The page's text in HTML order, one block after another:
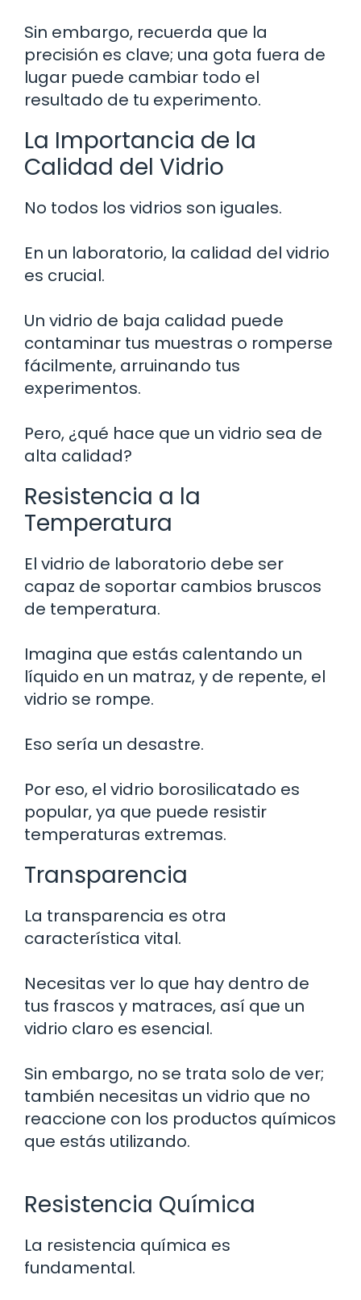
Sin embargo, recuerda que la
precisión es clave; una gota fuera de
lugar puede cambiar todo el
resultado de tu experimento.
La Importancia de la
Calidad del Vidrio
No todos los vidrios son iguales.
En un laboratorio, la calidad del vidrio
es crucial.
Un vidrio de baja calidad puede
contaminar tus muestras o romperse
fácilmente, arruinando tus
experimentos.
Pero, ¿qué hace que un vidrio sea de
alta calidad?
Resistencia a la
Temperatura
El vidrio de laboratorio debe ser
capaz de soportar cambios bruscos
de temperatura.
Imagina que estás calentando un
líquido en un matraz, y de repente, el
vidrio se rompe.
Eso sería un desastre.
Por eso, el vidrio borosilicatado es
popular, ya que puede resistir
temperaturas extremas.
Transparencia
La transparencia es otra
característica vital.
Necesitas ver lo que hay dentro de
tus frascos y matraces, así que un
vidrio claro es esencial.
Sin embargo, no se trata solo de ver;
también necesitas un vidrio que no
reaccione con los productos químicos
que estás utilizando.
Resistencia Química
La resistencia química es
fundamental.